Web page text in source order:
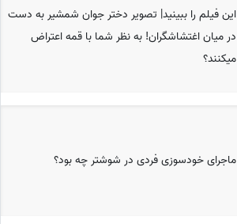
این فیلم را ببینید| تصویر دختر جوان شمشیر به دست
در میان اغتشاشگران! به نظر شما با قمه اعتراض
میکنند؟
ماجرای خودسوزی فردی در شوشتر چه بود؟